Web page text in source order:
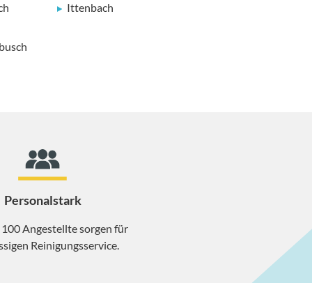
Ittenbach
Personalstark
Angestellte sorgen für
Reinigungsservice.